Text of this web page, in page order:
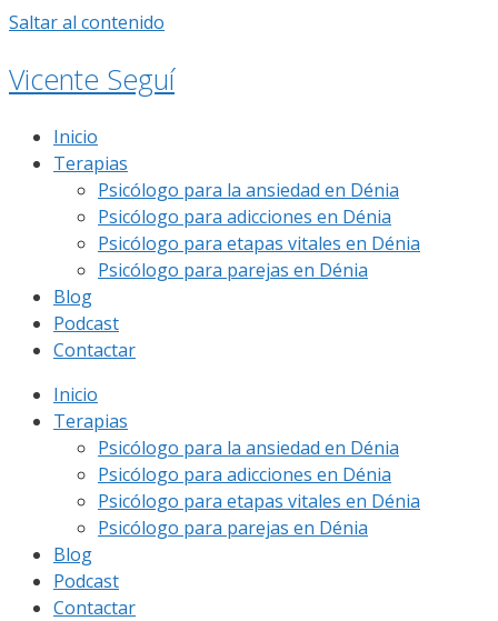
Saltar al contenido
Vicente Seguí
Inicio
Terapias
Psicólogo para la ansiedad en Dénia
Psicólogo para adicciones en Dénia
Psicólogo para etapas vitales en Dénia
Psicólogo para parejas en Dénia
Blog
Podcast
Contactar
Inicio
Terapias
Psicólogo para la ansiedad en Dénia
Psicólogo para adicciones en Dénia
Psicólogo para etapas vitales en Dénia
Psicólogo para parejas en Dénia
Blog
Podcast
Contactar